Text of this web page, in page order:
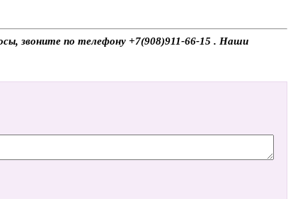
звоните по телефону +7(908)911-66-15 . Наши